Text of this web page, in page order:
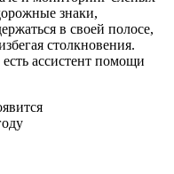
знаки,
в своей полосе,
столкновения.
ассистент помощи